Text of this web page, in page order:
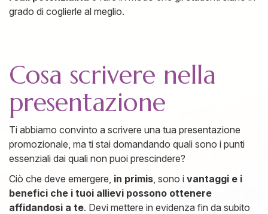
grado di coglierle al meglio.
Cosa scrivere nella
presentazione
Ti abbiamo convinto a scrivere una tua presentazione
promozionale, ma ti stai domandando quali sono i punti
essenziali dai quali non puoi prescindere?
Ciò che deve emergere, in primis , sono i vantaggi e i
benefici che i tuoi allievi possono ottenere
affidandosi a te. Devi mettere in evidenza fin da subito